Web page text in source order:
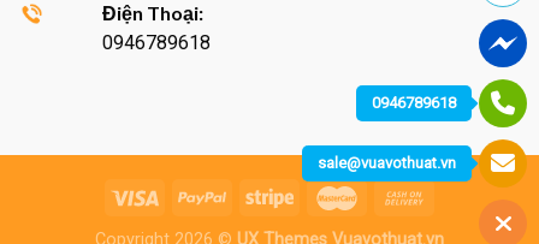
Điện Thoại:
0946789618
Copyright 2026 © UX Themes Vuavothuat.vn
0946789618
sale@vuavothuat.vn